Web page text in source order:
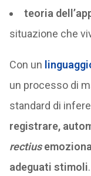
teoria
situazione che
Con un
un processo di
standard di
registrare,
rectius
adeguati stimoli